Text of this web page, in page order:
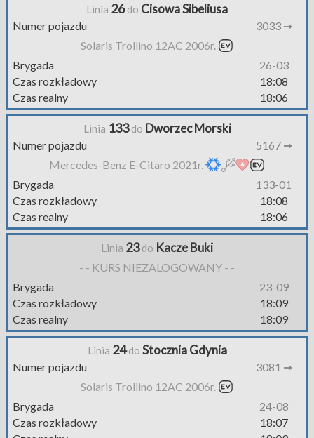
Linia 26do Cisowa Sibeliusa
Numer pojazdu
3033 ➞
Solaris Trollino 12AC 2006r.
Brygada
26-03
Czas rozkładowy
18:08
Czas realny
18:06
Linia 133do Dworzec Morski
Numer pojazdu
5167 ➞
Mercedes-Benz E-Citaro 2021r.
Brygada
133-01
Czas rozkładowy
18:08
Czas realny
18:06
Linia 23do Kacze Buki
- - KURS NIEZALOGOWANY - -
Brygada
23-09
Czas rozkładowy
18:09
Czas realny
18:09
Linia 24do Stocznia Gdynia
Numer pojazdu
3081 ➞
Solaris Trollino 12AC 2006r.
Brygada
24-08
Czas rozkładowy
18:07